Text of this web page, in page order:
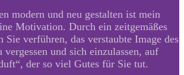
modern und neu gestalten ist mein
Motivation. Durch ein zeitgemäßes
Sie verführen, das verstaubte Image des
vergessen und sich einzulassen, auf
der so viel Gutes für Sie tut.